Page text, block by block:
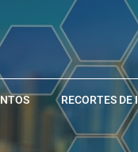
RECORTES DE